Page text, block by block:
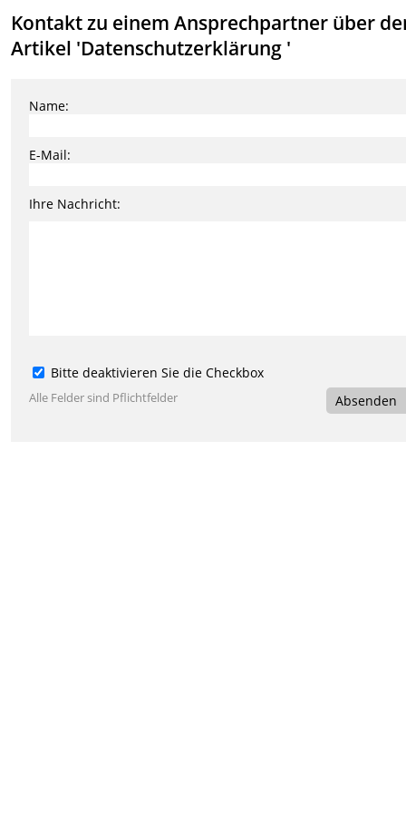
Kontakt zu einem Ansprechpartner über
Artikel 'Datenschutzerklärung '
Name:
E-Mail:
Ihre Nachricht:
Bitte deaktivieren Sie die Checkbox
Alle Felder sind Pflichtfelder Absenden